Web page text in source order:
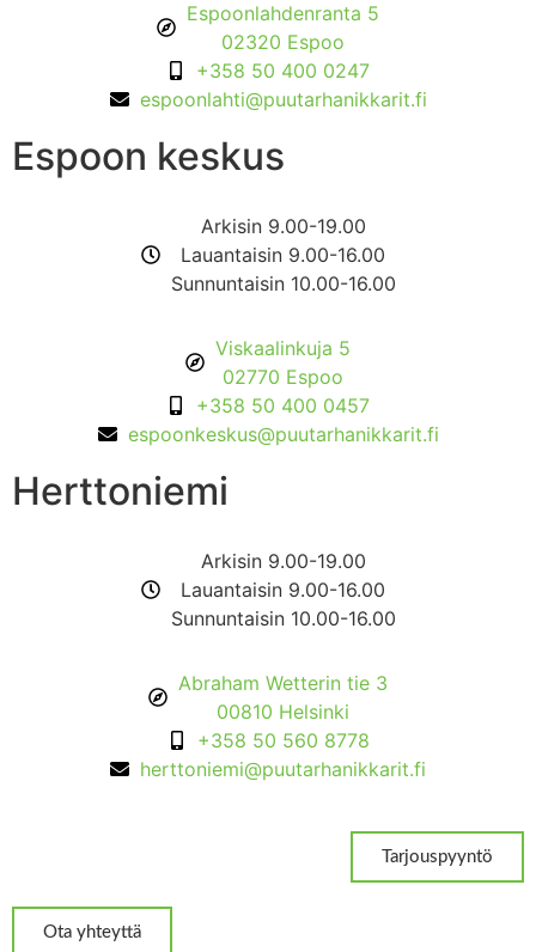
Espoonlahdenranta 5
02320 Espoo
+358 50 400 0247
espoonlahti@puutarhanikkarit.fi
Espoon keskus
Arkisin 9.00-19.00
Lauantaisin 9.00-16.00
Sunnuntaisin 10.00-16.00
Viskaalinkuja 5
02770 Espoo
+358 50 400 0457
espoonkeskus@puutarhanikkarit.fi
Herttoniemi
Arkisin 9.00-19.00
Lauantaisin 9.00-16.00
Sunnuntaisin 10.00-16.00
Abraham Wetterin tie 3
00810 Helsinki
+358 50 560 8778
herttoniemi@puutarhanikkarit.fi
Tarjouspyyntö
Ota yhteyttä